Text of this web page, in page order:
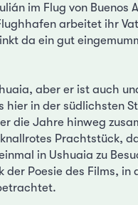
im Flug von Buenos
arbeitet ihr
da ein gut
aber er ist auch
hier in der südlichsten
die Jahre hinweg
Prachtstück,
in Ushuaia zu
Poesie des Films, in